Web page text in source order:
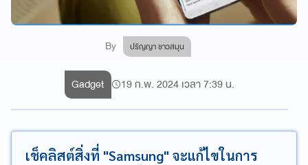
By ปริญญา ชาวสมุน
Gadget 19 ก.พ. 2024 เวลา 7:39 น.
เช็คลิสต์สิ่งที่ "Samsung" จะแก้ไขในการ